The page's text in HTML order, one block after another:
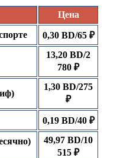
Цена
0,30 BD/65 ₽
13,20 BD/2
780 ₽
1,30 BD/275
₽
0,19 BD/40 ₽
49,97 BD/10
515 ₽